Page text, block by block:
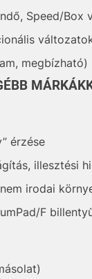
Speed/Box
megbízható)
érzése
illesztési
irodai
F